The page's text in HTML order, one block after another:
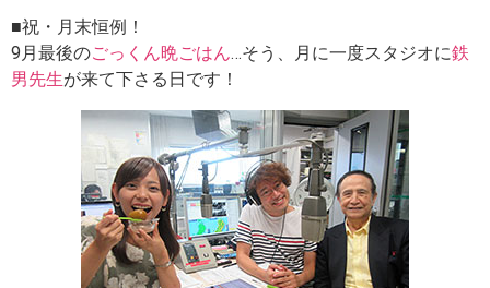
■祝・月末恒例！
9月最後のごっくん晩ごはん…そう、月に一度スタジオに鉄
男先生が来て下さる日です！